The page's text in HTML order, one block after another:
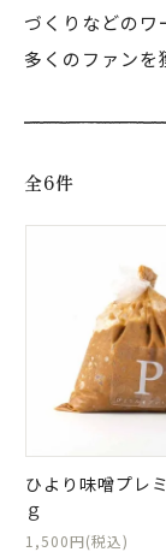
日当山無垢食
実店舗のご案
ご利用ガイド
ギフトラッピ
ログイン
づくりなどの
多くのファンを
全6件
ひより味噌プレ
ｇ
1,500円(税込)